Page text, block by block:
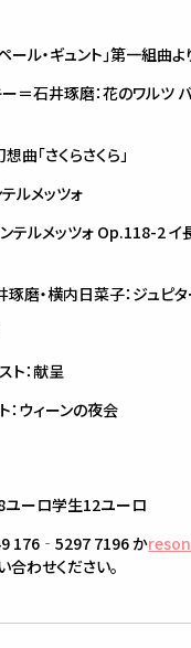
ール・ギュント｣第一組曲よ
＝石井琢磨：花のワルツ
曲「さくらさくら」
ルメッツォ
テルメッツォ Op.118-2 イ
磨・横内日菜子：ジュピタ
ト：献呈
：ウィーンの夜会
ーロ学生12ユーロ
176‐5297 7196 か
合わせください。